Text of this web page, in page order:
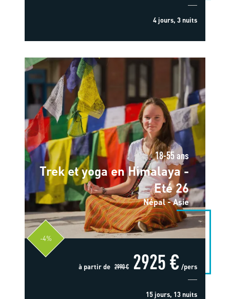
4 jours, 3 nuits
18-55 ans
Trek et yoga en Himalaya -
Eté 26
Népal - Asie
-4%
à partir de 2990 € 2925 € /pers
15 jours, 13 nuits